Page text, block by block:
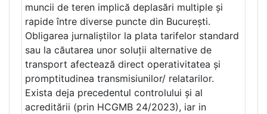
muncii de teren implică deplasări multiple și
rapide între diverse puncte din București.
Obligarea jurnaliștilor la plata tarifelor standard
sau la căutarea unor soluții alternative de
transport afectează direct operativitatea și
promptitudinea transmisiunilor/ relatarilor.
Exista deja precedentul controlului și al
acreditării (prin HCGMB 24/2023), iar in